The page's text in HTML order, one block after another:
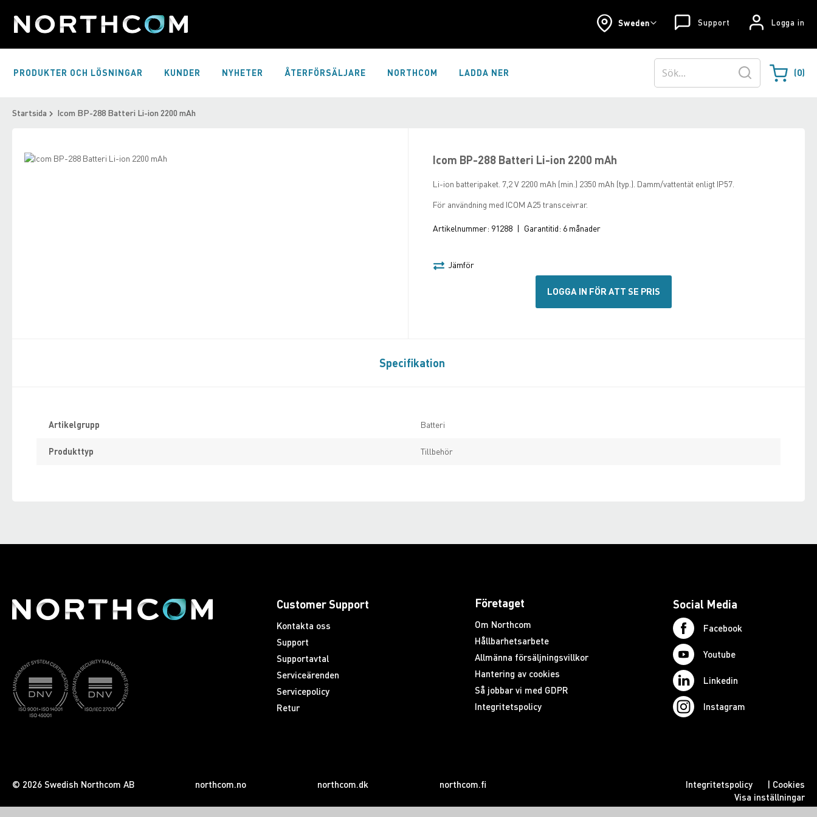
Logga in
Support
Skip
Sweden
PRODUKTER OCH LÖSNINGAR KUNDER NYHETER ÅTERFÖRSÄLJARE NORTHCOM LADDA NER Varukorgen
0
Sök
Startsida Icom BP-288 Batteri Li-ion 2200 mAh
Icom BP-288 Batteri Li-ion 2200 mAh
Li-ion batteripaket. 7,2 V 2200 mAh (min.) 2350 mAh (typ.). Damm/vattentät enligt IP57.
För användning med ICOM A25 transceivrar.
Artikelnummer: 91288 | Garantitid: 6 månader
Jämför
LOGGA IN FÖR ATT SE PRIS
Skip
Specifikation
Artikelgrupp Batteri
Produkttyp Tillbehör
Customer Support
Kontakta oss
Support
Supportavtal
Serviceärenden
Servicepolicy
Retur
Företaget
Om Northcom
Hållbarhetsarbete
Allmänna försäljningsvillkor
Hantering av cookies
Så jobbar vi med GDPR
Integritetspolicy
Social Media
Facebook
Youtube
Linkedin
Instagram
© 2026 Swedish Northcom AB northcom.no northcom.dk northcom.fi Integritetspolicy | Cookies
Visa inställningar